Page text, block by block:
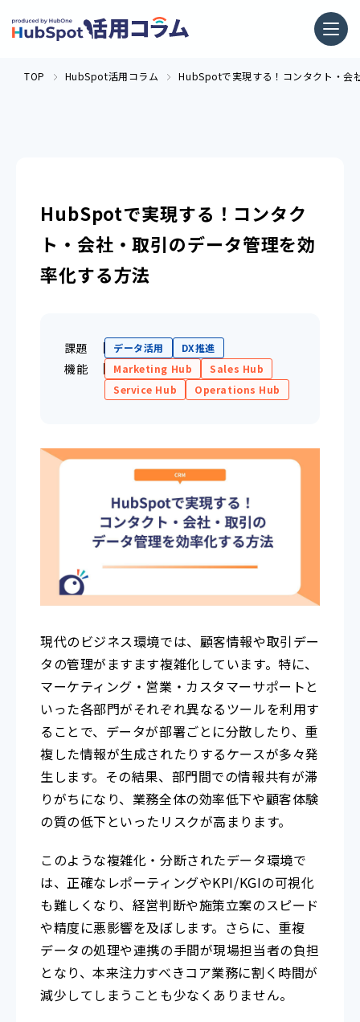
TOP HubSpot活用コラム HubSpotで実現する！コンタクト・会
HubSpotで実現する！コンタク
ト・会社・取引のデータ管理を効
率化する方法
課題 データ活用 DX推進
機能 Marketing Hub
Sales Hub
Service Hub
Operations Hub
現代のビジネス環境では、顧客情報や取引デー
タの管理がますます複雑化しています。特に、
マーケティング・営業・カスタマーサポートと
いった各部門がそれぞれ異なるツールを利用す
ることで、データが部署ごとに分散したり、重
複した情報が生成されたりするケースが多々発
生します。その結果、部門間での情報共有が滞
りがちになり、業務全体の効率低下や顧客体験
の質の低下といったリスクが高まります。
このような複雑化・分断されたデータ環境で
は、正確なレポーティングやKPI/KGIの可視化
も難しくなり、経営判断や施策立案のスピード
や精度に悪影響を及ぼします。さらに、重複
データの処理や連携の手間が現場担当者の負担
となり、本来注力すべきコア業務に割く時間が
減少してしまうことも少なくありません。